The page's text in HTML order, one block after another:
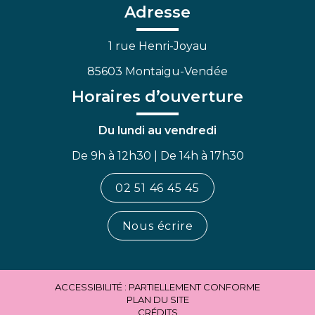
Facebook
Adresse
1 rue Henri-Joyau
85603 Montaigu-Vendée
Horaires d’ouverture
Du lundi au vendredi
De 9h à 12h30 | De 14h à 17h30
02 51 46 45 45
Nous écrire
ACCESSIBILITÉ : PARTIELLEMENT CONFORME
PLAN DU SITE
CRÉDITS